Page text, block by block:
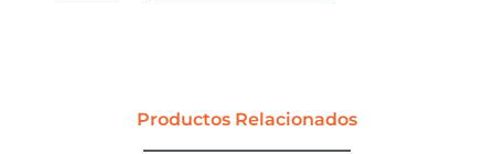
Productos Relacionados